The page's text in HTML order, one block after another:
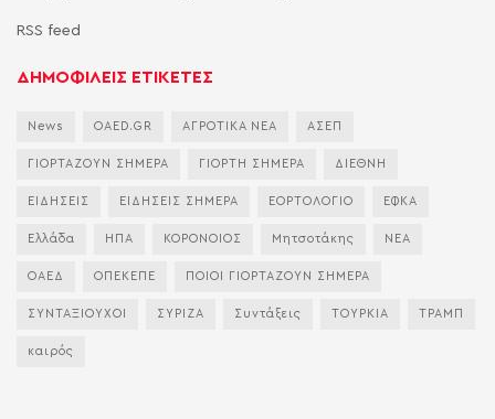
RSS feed
ΔΗΜΟΦΙΛΕΙΣ ΕΤΙΚΕΤΕΣ
News OAED.GR ΑΓΡΟΤΙΚΑ ΝΕΑ ΑΣΕΠ
ΓΙΟΡΤΑΖΟΥΝ ΣΗΜΕΡΑ ΓΙΟΡΤΗ ΣΗΜΕΡΑ ΔΙΕΘΝΗ
ΕΙΔΗΣΕΙΣ ΕΙΔΗΣΕΙΣ ΣΗΜΕΡΑ ΕΟΡΤΟΛΟΓΙΟ ΕΦΚΑ
Ελλάδα ΗΠΑ ΚΟΡΟΝΟΙΟΣ Μητσοτάκης ΝΕΑ
ΟΑΕΔ ΟΠΕΚΕΠΕ ΠΟΙΟΙ ΓΙΟΡΤΑΖΟΥΝ ΣΗΜΕΡΑ
ΣΥΝΤΑΞΙΟΥΧΟΙ ΣΥΡΙΖΑ Συντάξεις ΤΟΥΡΚΙΑ ΤΡΑΜΠ
καιρός